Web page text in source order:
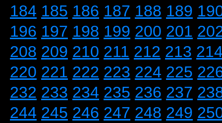
184 185 186 187 188 189
196 197 198 199 200 201
208 209 210 211 212 213
220 221 222 223 224 225
232 233 234 235 236 237
244 245 246 247 248 249